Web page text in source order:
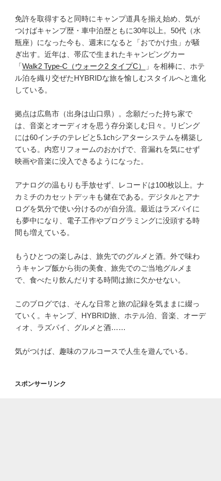
の
免許を取得すると同時にキャンプ道具を揃え始め、気が
つけばキャンプ歴・車中泊歴ともに30年以上。50代（水
瓶座）になった今も、週末になると「おでかけ虫」が騒
ぎ出す。近年は、帯広で生まれたキャンピングカー
「Walk2 Type‑C（ウォーク2 タイプC）
」を相棒に、ホテ
ル泊を織り交ぜたHYBRIDな旅を愉しむスタイルへと進化
している。
拠点は広島市（出身は山口県）。念願だった持ち家で
は、音楽とオーディオを思う存分楽しむ日々。リビング
には60インチのテレビと5.1chシアターシステムを構築し
ている。内窓リフォームのおかげで、音漏れを気にせず
映画や音楽に没入できるようになった。
アナログの温もりも手放せず、レコードは100枚以上。ナ
カミチのカセットデッキも健在である。デジタルとアナ
ログを気分で使い分けるのが自分流。最近はラズパイに
も夢中になり、電子工作やプログラミングに没頭する時
間も増えている。
もうひとつの楽しみは、旅先でのグルメと酒。外で味わ
うキャンプ飯から街の美食、旅先でのご当地グルメま
で、食べたり飲んだりする時間は旅に欠かせない。
このブログでは、そんな日常と旅の記録を気ままに綴っ
ていく。キャンプ、HYBRID旅、ホテル泊、音楽、オーデ
ィオ、ラズパイ、グルメと酒……
気がつけば、趣味のフルコースで人生を遊んでいる。
スポンサーリンク